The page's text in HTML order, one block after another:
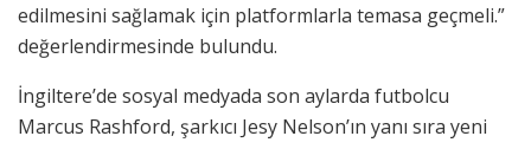
edilmesini sağlamak için platformlarla temasa geçmeli.”
değerlendirmesinde bulundu.
İngiltere’de sosyal medyada son aylarda futbolcu
Marcus Rashford, şarkıcı Jesy Nelson’ın yanı sıra yeni